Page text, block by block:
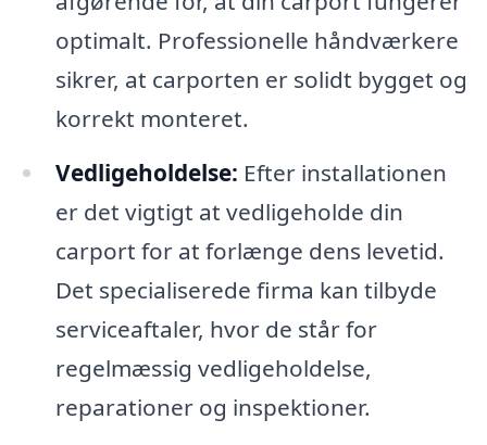
optimalt. Professionelle håndværkere
sikrer, at carporten er solidt bygget og
korrekt monteret.
Vedligeholdelse: Efter installationen
er det vigtigt at vedligeholde din
carport for at forlænge dens levetid.
Det specialiserede firma kan tilbyde
serviceaftaler, hvor de står for
regelmæssig vedligeholdelse,
reparationer og inspektioner.